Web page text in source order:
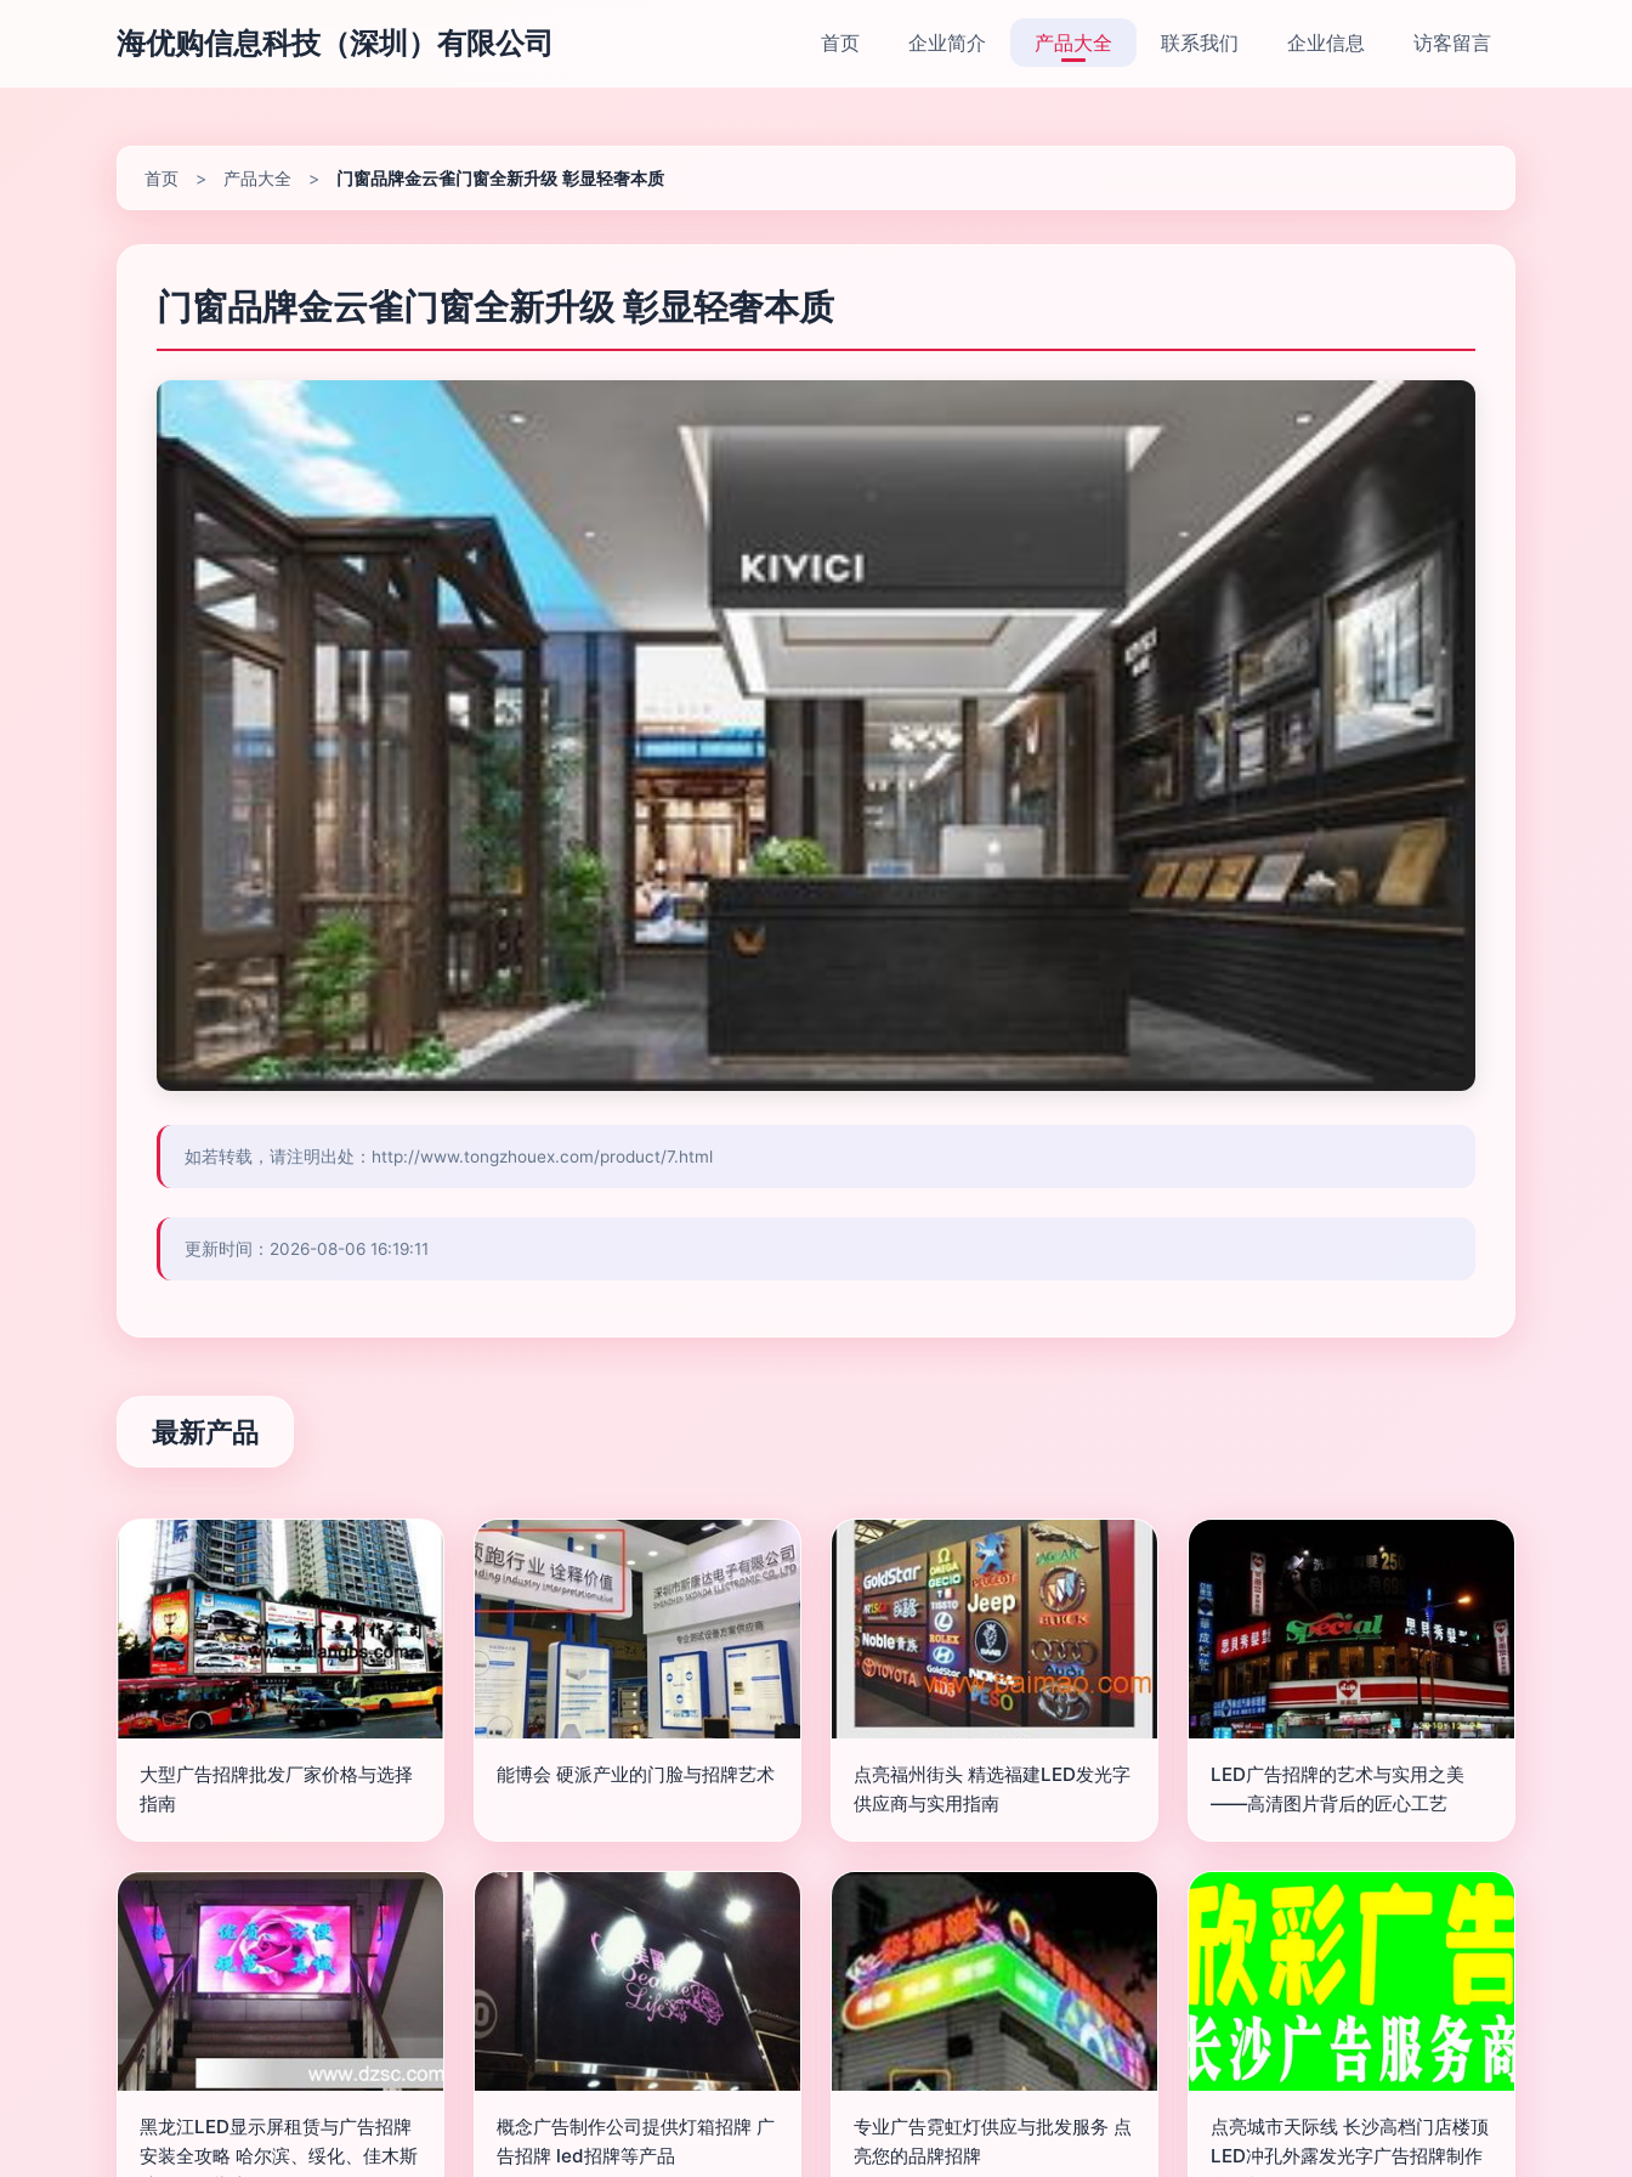
海优购信息科技（深圳）有限公司 首页 企业简介 产品大全 联系我们 企业信息 访客留言
首页 > 产品大全 > 门窗品牌金云雀门窗全新升级 彰显轻奢本质
门窗品牌金云雀门窗全新升级 彰显轻奢本质
如若转载，请注明出处：http://www.tongzhouex.com/product/7.html
更新时间：2026-08-06 16:19:11
最新产品
大型广告招牌批发厂家价格与选择
指南
能博会 硬派产业的门脸与招牌艺术
点亮福州街头 精选福建LED发光字
供应商与实用指南
LED广告招牌的艺术与实用之美
——高清图片背后的匠心工艺
黑龙江LED显示屏租赁与广告招牌
安装全攻略 哈尔滨、绥化、佳木斯
概念广告制作公司提供灯箱招牌 广
告招牌 led招牌等产品
专业广告霓虹灯供应与批发服务 点
亮您的品牌招牌
点亮城市天际线 长沙高档门店楼顶
LED冲孔外露发光字广告招牌制作